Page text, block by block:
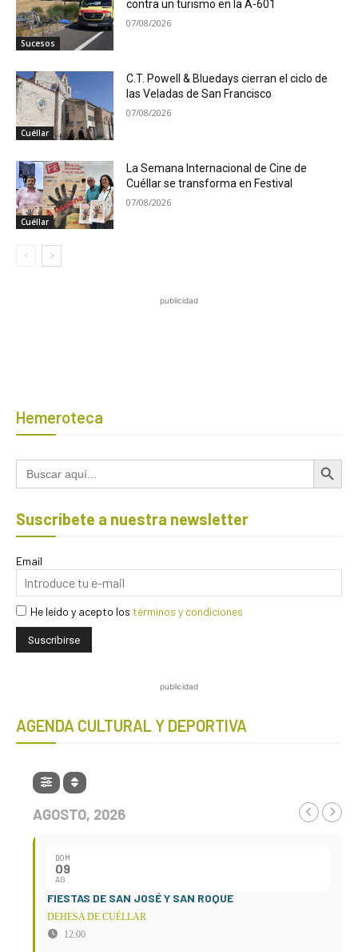
Sucesos
contra un turismo en la A-601
07/08/2026
Cuéllar
C.T. Powell & Bluedays cierran el ciclo de
las Veladas de San Francisco
07/08/2026
Cuéllar
La Semana Internacional de Cine de
Cuéllar se transforma en Festival
07/08/2026
publicidad
Hemeroteca
Buscar: Botón de
Suscríbete a nuestra newsletter
Email
He leído y acepto los términos y condiciones
publicidad
AGENDA CULTURAL Y DEPORTIVA
AGOSTO, 2026
DOM
09
AG
FIESTAS DE SAN JOSÉ Y SAN ROQUE
DEHESA DE CUÉLLAR
12:00